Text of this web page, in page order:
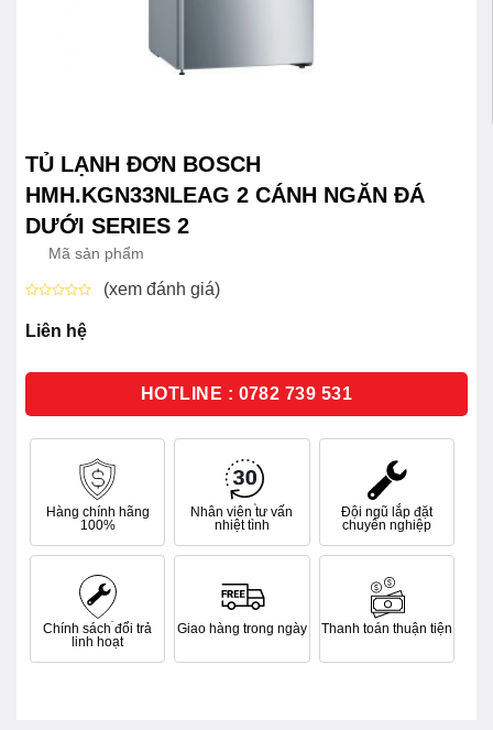
TỦ LẠNH ĐƠN BOSCH
HMH.KGN33NLEAG 2 CÁNH NGĂN ĐÁ
DƯỚI SERIES 2
Mã sản phẩm
xếp
hạng
sao
(xem đánh giá)
Liên hệ
HOTLINE : 0782 739 531
Hàng chính hãng
100%
Nhân viên tư vấn
nhiệt tình
Đội ngũ lắp đặt
chuyên nghiệp
Chính sách đổi trả
linh hoạt
Giao hàng trong ngày Thanh toán thuận tiện